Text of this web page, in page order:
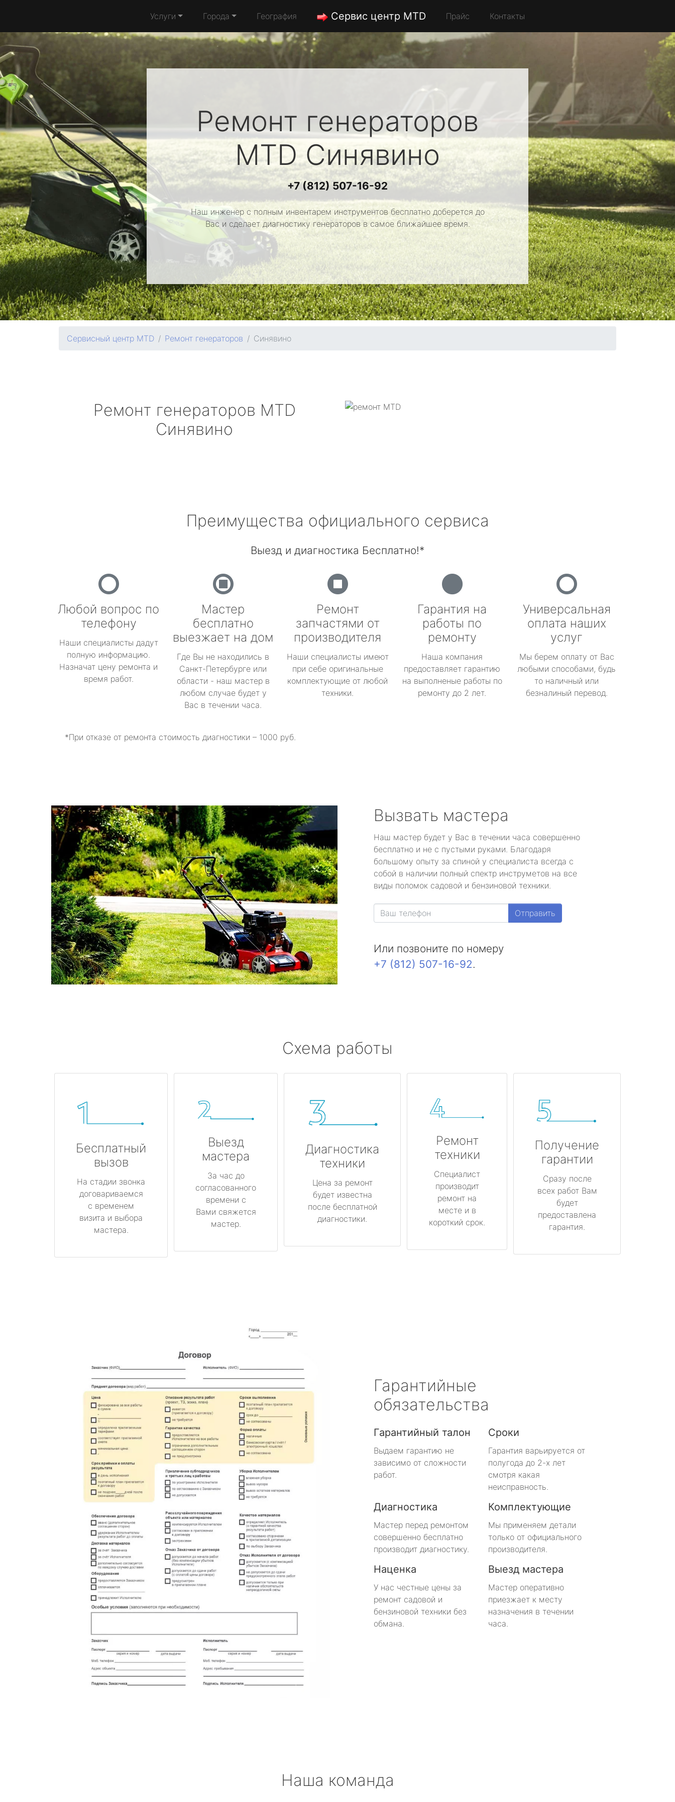
Услуги Города География Сервис центр MTD Прайс Контакты
Ремонт генераторов
MTDСинявино
+7 (812) 507-16-92
Наш инженер с полным инвентарем инструментов бесплатно доберется до
Вас и сделает диагностику генераторов в самое ближайшее время.
Сервисный центр MTD Ремонт генераторов Синявино
Ремонт генераторов MTD
Синявино
Преимущества официального сервиса
Выезд и диагностика Бесплатно!*
Любой вопрос по
телефону
Наши специалисты дадут
полную информацию.
Назначат цену ремонта и
время работ.
Мастер
бесплатно
выезжает на дом
Где Вы не находились в
Санкт-Петербурге или
области - наш мастер в
любом случае будет у
Вас в течении часа.
Ремонт
запчастями от
производителя
Наши специалисты имеют
при себе оригинальные
комплектующие от любой
техники.
Гарантия на
работы по
ремонту
Наша компания
предоставляет гарантию
на выполненые работы по
ремонту до 2 лет.
Универсальная
оплата наших
услуг
Мы берем оплату от Вас
любыми способами, будь
то наличный или
безналиный перевод.
*При отказе от ремонта стоимость диагностики – 1000 руб.
Вызвать мастера
Наш мастер будет у Вас в течении часа совершенно
бесплатно и не с пустыми руками. Благодаря
большому опыту за спиной у специалиста всегда с
собой в наличии полный спектр инструметов на все
виды поломок садовой и бензиновой техники.
Отправить
Или позвоните по номеру
+7 (812) 507-16-92.
Схема работы
Бесплатный
вызов
На стадии звонка
договариваемся
с временем
визита и выбора
мастера.
Выезд
мастера
За час до
согласованного
времени с
Вами свяжется
мастер.
Диагностика
техники
Цена за ремонт
будет известна
после бесплатной
диагностики.
Ремонт
техники
Специалист
производит
ремонт на
месте и в
короткий срок.
Получение
гарантии
Сразу после
всех работ Вам
будет
предоставлена
гарантия.
Гарантийные
обязательства
Гарантийный талон
Выдаем гарантию не
зависимо от сложности
работ.
Сроки
Гарантия варьируется от
полугода до 2-х лет
смотря какая
неисправность.
Диагностика
Мастер перед ремонтом
совершенно бесплатно
производит диагностику.
Комплектующие
Мы применяем детали
только от официального
производителя.
Наценка
У нас честные цены за
ремонт садовой и
бензиновой техники без
обмана.
Выезд мастера
Мастер оперативно
приезжает к месту
назначения в течении
часа.
Наша команда